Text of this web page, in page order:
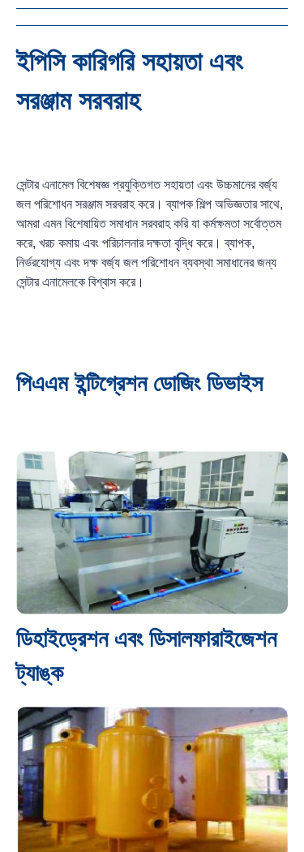
ইপিসি কারিগরি সহায়তা এবং
সরঞ্জাম সরবরাহ
সেন্টার এনামেল বিশেষজ্ঞ প্রযুক্তিগত সহায়তা এবং উচ্চমানের বর্জ্য
জল পরিশোধন সরঞ্জাম সরবরাহ করে। ব্যাপক শিল্প অভিজ্ঞতার সাথে,
আমরা এমন বিশেষায়িত সমাধান সরবরাহ করি যা কর্মক্ষমতা সর্বোত্তম
করে, খরচ কমায় এবং পরিচালনার দক্ষতা বৃদ্ধি করে। ব্যাপক,
নির্ভরযোগ্য এবং দক্ষ বর্জ্য জল পরিশোধন ব্যবস্থা সমাধানের জন্য
সেন্টার এনামেলকে বিশ্বাস করে।
পিএএম ইন্টিগ্রেশন ডোজিং ডিভাইস
ডিহাইড্রেশন এবং ডিসালফারাইজেশন
ট্যাঙ্ক